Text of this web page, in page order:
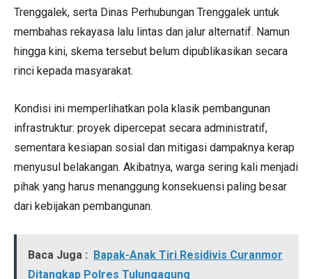
Trenggalek, serta Dinas Perhubungan Trenggalek untuk
membahas rekayasa lalu lintas dan jalur alternatif. Namun
hingga kini, skema tersebut belum dipublikasikan secara
rinci kepada masyarakat.
Kondisi ini memperlihatkan pola klasik pembangunan
infrastruktur: proyek dipercepat secara administratif,
sementara kesiapan sosial dan mitigasi dampaknya kerap
menyusul belakangan. Akibatnya, warga sering kali menjadi
pihak yang harus menanggung konsekuensi paling besar
dari kebijakan pembangunan.
Baca Juga : Bapak-Anak Tiri Residivis Curanmor
Ditangkap Polres Tulungagung